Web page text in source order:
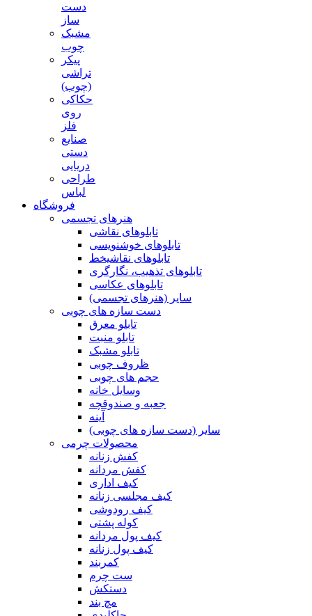
دست
ساز
مشبک
چوب
پیکر
تراشی
(چوب)
حکاکی
روی
فلز
صنایع
دستی
دریایی
طراحی
لباس
فروشگاه
هنرهای تجسمی
تابلوهای نقاشی
تابلوهای خوشنویسی
تابلوهای نقاشیخط
تابلوهای تذهیب، نگارگری
تابلوهای عکاسی
سایر (هنرهای تجسمی)
دست سازه های چوبی
تابلو معرق
تابلو منبت
تابلو مشبک
ظروف چوبی
حجم های چوبی
وسایل خانه
جعبه و صندوقچه
آینه
سایر (دست سازه های چوبی)
محصولات چرمی
کفش زنانه
کفش مردانه
کیف اداری
کیف مجلسی زنانه
کیف رودوشی
کوله پشتی
کیف پول مردانه
کیف پول زنانه
کمربند
ست چرم
دستکش
مچ بند